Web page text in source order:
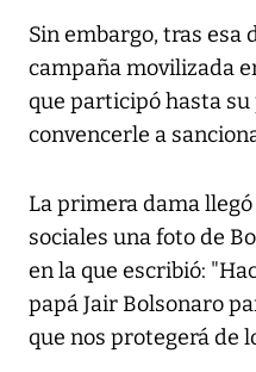
Sin embargo, tras esa
campaña movilizada
que participó hasta su
convencerle a
La primera dama
sociales una foto de
en la que escribió:
papá Jair Bolsonaro
que nos protegerá de